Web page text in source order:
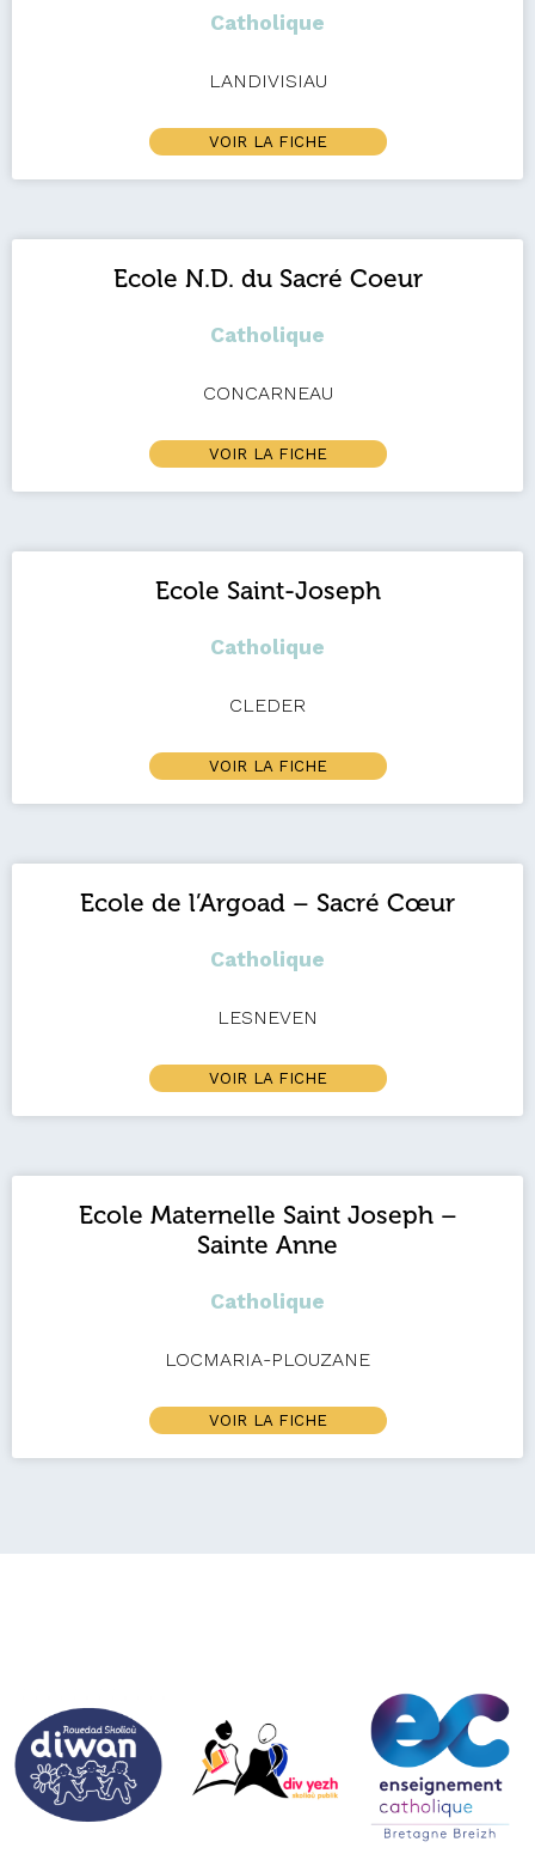
Catholique
LANDIVISIAU
VOIR LA FICHE
Ecole N.D. du Sacré Coeur
Catholique
CONCARNEAU
VOIR LA FICHE
Ecole Saint-Joseph
Catholique
CLEDER
VOIR LA FICHE
Ecole de l’Argoad – Sacré Cœur
Catholique
LESNEVEN
VOIR LA FICHE
Ecole Maternelle Saint Joseph –
Sainte Anne
Catholique
LOCMARIA-PLOUZANE
VOIR LA FICHE